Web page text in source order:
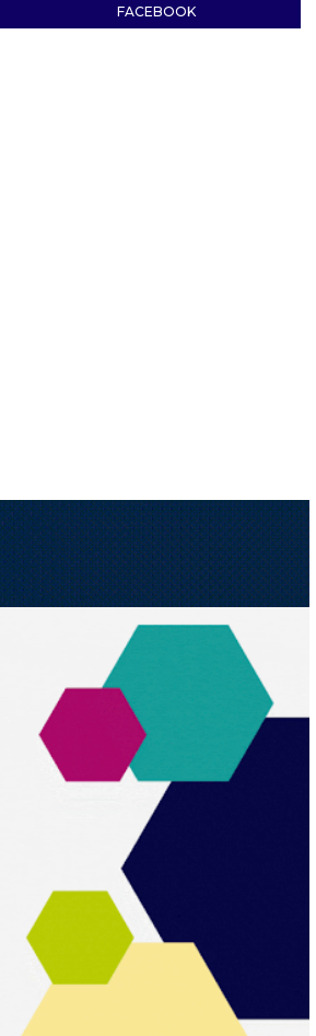
FACEBOOK